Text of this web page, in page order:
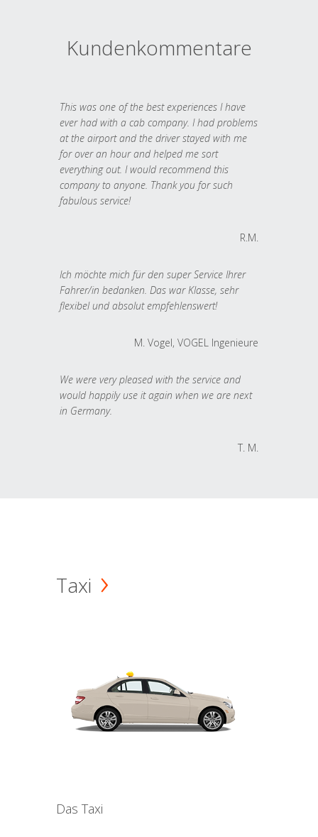
Kundenkommentare
This was one of the best experiences I have
ever had with a cab company. I had problems
at the airport and the driver stayed with me
for over an hour and helped me sort
everything out. I would recommend this
company to anyone. Thank you for such
fabulous service!
R.M.
Ich möchte mich für den super Service Ihrer
Fahrer/in bedanken. Das war Klasse, sehr
flexibel und absolut empfehlenswert!
M. Vogel, VOGEL Ingenieure
We were very pleased with the service and
would happily use it again when we are next
in Germany.
T. M.
Taxi
Das Taxi